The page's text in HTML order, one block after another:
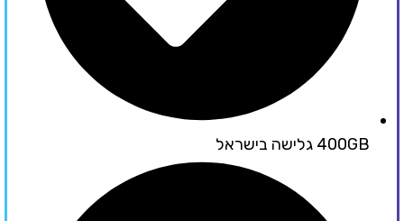
400GB גלישה בישראל